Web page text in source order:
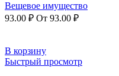
Вещевое имущество
93.00 ₽ От 93.00 ₽
В корзину
Быстрый просмотр